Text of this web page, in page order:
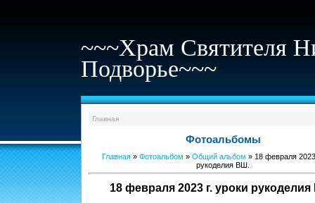
~~~Храм Святителя
Подворье~~~
Главная
Фотоальбомы
Главная» Фотоальбом » Общий альбом » 18 февраля 2023
рукоделия ВШ.
18 февраля 2023 г. уроки